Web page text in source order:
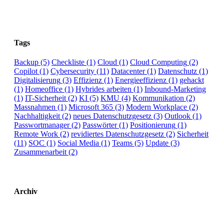
Tags
Backup (5) Checkliste (1) Cloud (1) Cloud Computing (2)
Copilot (1) Cybersecurity (11) Datacenter(1) Datenschutz (1)
Digitalisierung (3) Effizienz (1) Energieeffizienz (1) gehackt
(1) Homeoffice (1) Hybrides arbeiten (1) Inbound-Marketing
(1) IT-Sicherheit (2) KI (5) KMU (4) Kommunikation (2)
Massnahmen (1) Microsoft 365 (3) Modern Workplace (2)
Nachhaltigkeit (2) neues Datenschutzgesetz (3) Outlook (1)
Passwortmanager(2) Passwörter(1) Positionierung (1)
Remote Work (2) revidiertes Datenschutzgesetz (2) Sicherheit
(11) SOC (1) Social Media (1) Teams (5) Update (3)
Zusammenarbeit (2)
Archiv